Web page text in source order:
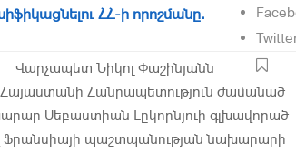
ՀՀ-ի որոշմանը.
Վարչապետ Նիկոլ Փաշինյանն
Հայաստանի Հանրապետություն ժամանած
Սեբաստիան Լըկորնյուի գլխավորած
Ֆրանսիայի պաշտպանության նախարարի